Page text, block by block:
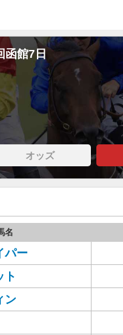
函館7日
オッズ
名
パー
ト
ン